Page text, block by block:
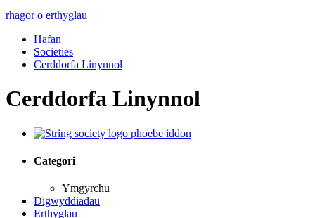
rhagor o erthyglau
Hafan
Societies
Cerddorfa Linynnol
Cerddorfa Linynnol
Categori
Ymgyrchu
Digwyddiadau
Erthyglau